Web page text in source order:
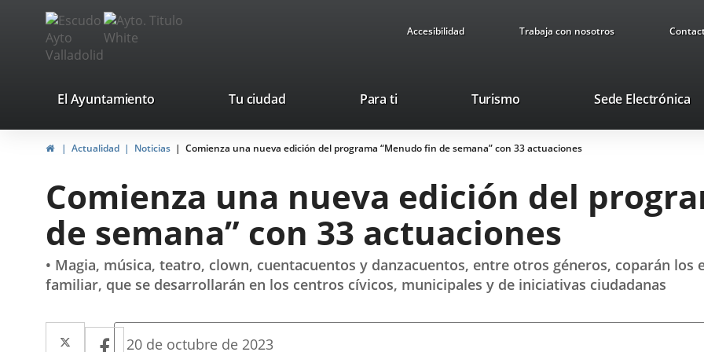
Saltar al contenido
Portal
Web
Ayuntamiento
de
Accesibilidad Trabaja con nosotros
valladolid.es
El Ayuntamiento Tu ciudad Para ti TurismoEste
se
abrirá
una
ventana
Sede Electrónica
InicioActualidad Noticias Comienza una nueva edición del programa “Menudo fin de semana” con 33 actuaciones
Comienza una nueva edición del
de semana” con 33 actuaciones
• Magia, música, teatro, clown, cuentacuentos y danzacuentos, entre otros géneros, coparán
familiar, que se desarrollarán en los centros cívicos, municipales y de iniciativas ciudadanas
Twitter
EnlaceFacebook
Enlace
Fecha
20 de octubre de 2023